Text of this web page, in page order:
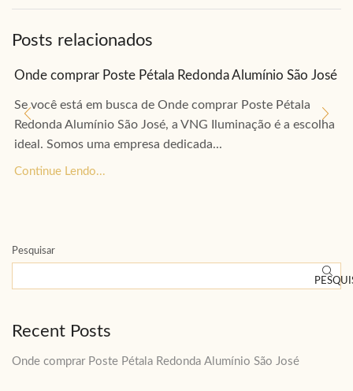
Posts relacionados
Onde comprar Poste Pétala Redonda Alumínio São José
Se você está em busca de Onde comprar Poste Pétala
Redonda Alumínio São José, a VNG Iluminação é a escolha
ideal. Somos uma empresa dedicada...
Continue Lendo...
Pesquisar
Recent Posts
Onde comprar Poste Pétala Redonda Alumínio São José